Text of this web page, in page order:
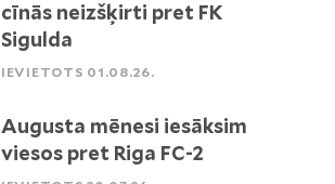
cīnās neizšķirti pret FK
Sigulda
IEVIETOTS 01.08.26.
Augusta mēnesi iesāksim
viesos pret Riga FC-2